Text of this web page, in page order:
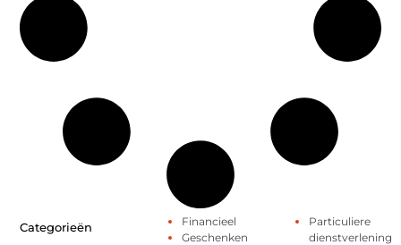
Categorieën
Financieel
Geschenken
Particuliere
dienstverlening